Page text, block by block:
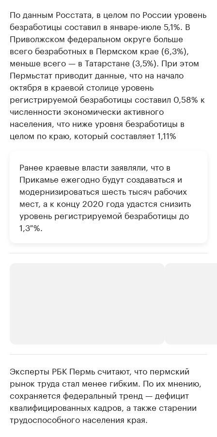
По данным Росстата, в целом по России уровень
безработицы составил в январе-июле 5,1%. В
Приволжском федеральном округе больше
всего безработных в Пермском крае (6,3%),
меньше всего — в Татарстане (3,5%). При этом
Пермьстат приводит данные, что на начало
октября в краевой столице уровень
регистрируемой безработицы составил 0,58% к
численности экономически активного
населения, что ниже уровня безработицы в
целом по краю, который составляет 1,11%
Ранее краевые власти заявляли, что в
Прикамье ежегодно будут создаваться и
модернизироваться шесть тысяч рабочих
мест, а к концу 2020 года удастся снизить
уровень регистрируемой безработицы до
1,3 %.
Крупнейшие производители и
продавцы медийной продукции
Ознакомьтесь с информацией в каталоге
РБК Компании
Страховые
Посмотрите в
Эксперты РБК Пермь считают, что пермский
рынок труда стал менее гибким. По их мнению,
сохраняется федеральный тренд — дефицит
квалифицированных кадров, а также старении
трудоспособного населения края.